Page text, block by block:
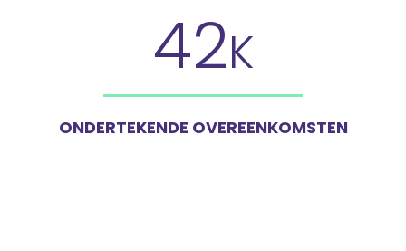
42K
ONDERTEKENDE OVEREENKOMSTEN